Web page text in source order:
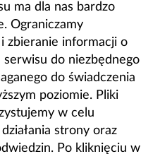
ma dla nas bardzo
Ograniczamy
zbieranie informacji o
serwisu do niezbędnego
do świadczenia
poziomie. Pliki
w celu
strony oraz
Po kliknięciu w